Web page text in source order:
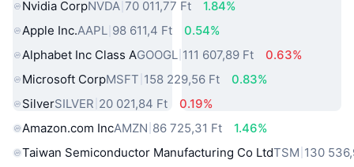
Nvidia CorpNVDA 70 011,77 Ft
1.84%
Apple Inc.AAPL 98 611,4 Ft
0.54%
Alphabet Inc Class AGOOGL 111 607,89 Ft
0.63%
Microsoft CorpMSFT 158 229,56 Ft
0.83%
SilverSILVER 20 021,84 Ft
0.19%
Amazon.com IncAMZN 86 725,31 Ft
1.46%
Taiwan Semiconductor Manufacturing Co LtdTSM 130